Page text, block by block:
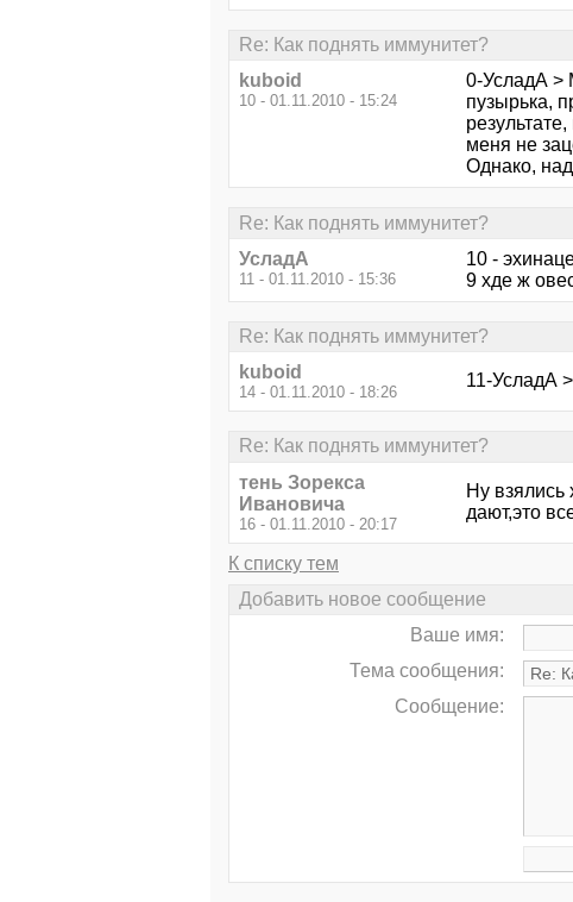
Re: Как поднять иммунитет?
kuboid
10 - 01.11.2010 - 15:24
0-УсладА >
пузырька,
меня не
Однако,
Re: Как поднять иммунитет?
УсладА
11 - 01.11.2010 - 15:36
10 -
9 хде ж
Re: Как поднять иммунитет?
kuboid
14 - 01.11.2010 - 18:26
11-УсладА
Re: Как поднять иммунитет?
тень Зорекса
Ивановича
16 - 01.11.2010 - 20:17
Ну взялись
дают,это
К списку тем
Добавить новое сообщение
Ваше имя:
Тема сообщения:
Сообщение: